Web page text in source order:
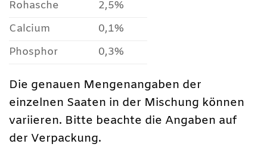
Rohasche
2,5%
Calcium
0,1%
Phosphor
0,3%
Die genauen Mengenangaben der
einzelnen Saaten in der Mischung können
variieren. Bitte beachte die Angaben auf
der Verpackung.